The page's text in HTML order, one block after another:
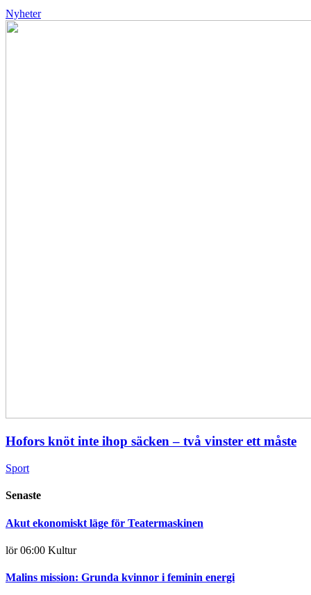
Nyheter
Hofors knöt inte ihop säcken – två vinster ett måste
Sport
Senaste
Akut ekonomiskt läge för Teatermaskinen
lör 06:00 Kultur
Malins mission: Grunda kvinnor i feminin energi